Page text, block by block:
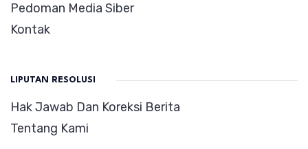
Pedoman Media Siber
Kontak
LIPUTAN RESOLUSI
Hak Jawab Dan Koreksi Berita
Tentang Kami